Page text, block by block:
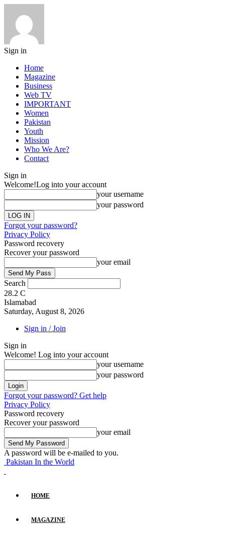
Sign in
Home
Magazine
Business
Web TV
IMPORTANT
Women
Pakistan
Youth
Mission
Who We Are?
Contact
Sign in
Welcome!Log into your account
your username
your password
Forgot your password?
Privacy Policy
Password recovery
Recover your password
your email
Search
28.2 C
Islamabad
Saturday, August 8, 2026
Sign in / Join
Sign in
Welcome! Log into your account
your username
your password
Forgot your password? Get help
Privacy Policy
Password recovery
Recover your password
your email
A password will be e-mailed to you.
Pakistan In the World
HOME
MAGAZINE